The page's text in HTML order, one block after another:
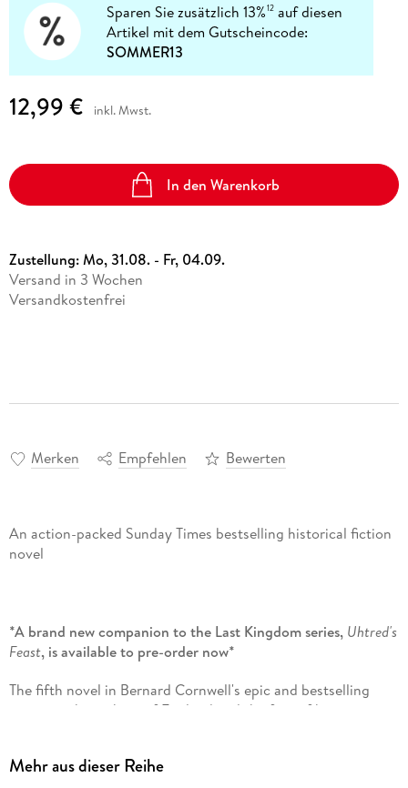
Sparen Sie zusätzlich 13%12 auf diesen
Artikel mit dem Gutscheincode:
SOMMER13
12,99 € inkl. Mwst.
In den Warenkorb
Zustellung:Mo, 31.08. - Fr, 04.09.
Versand in 3 Wochen
Versandkostenfrei
Merken Empfehlen Bewerten
An action-packed Sunday Times bestselling historical fiction
novel
*A brand new companion to the Last Kingdom series, Uhtred's
Feast, is available to pre-order now*
The fifth novel in Bernard Cornwell's epic and bestselling
series on the making of England and the fate of his great
As seen on Netflix and BBC around the world.
Mehr aus dieser Reihe